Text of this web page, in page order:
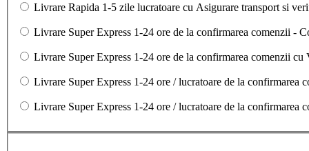
Livrare Rapida 1-5 zile lucratoare cu Asigurare transport si
Livrare Super Express 1-24 ore de la confirmarea comenzii -
Livrare Super Express 1-24 ore de la confirmarea comenzii
Livrare Super Express 1-24 ore / lucratoare de la confirmarea
Livrare Super Express 1-24 ore / lucratoare de la